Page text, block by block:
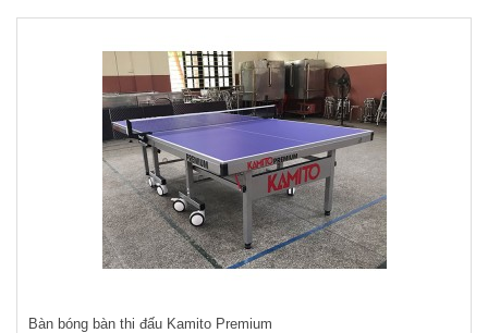
Bàn bóng bàn thi đấu Kamito Premium